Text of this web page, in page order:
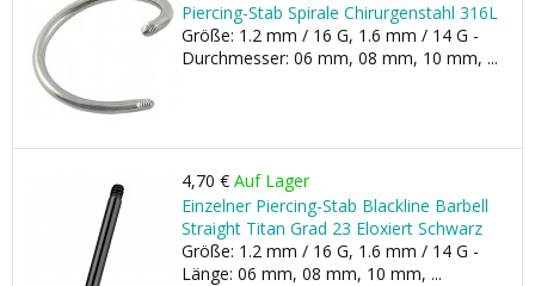
Piercing-Stab Spirale Chirurgenstahl 316L
Größe: 1.2 mm / 16 G, 1.6 mm / 14 G -
Durchmesser: 06 mm, 08 mm, 10 mm, ...
4,70 € Auf Lager
Einzelner Piercing-Stab Blackline Barbell
Straight Titan Grad 23 Eloxiert Schwarz
Größe: 1.2 mm / 16 G, 1.6 mm / 14 G -
Länge: 06 mm, 08 mm, 10 mm, ...